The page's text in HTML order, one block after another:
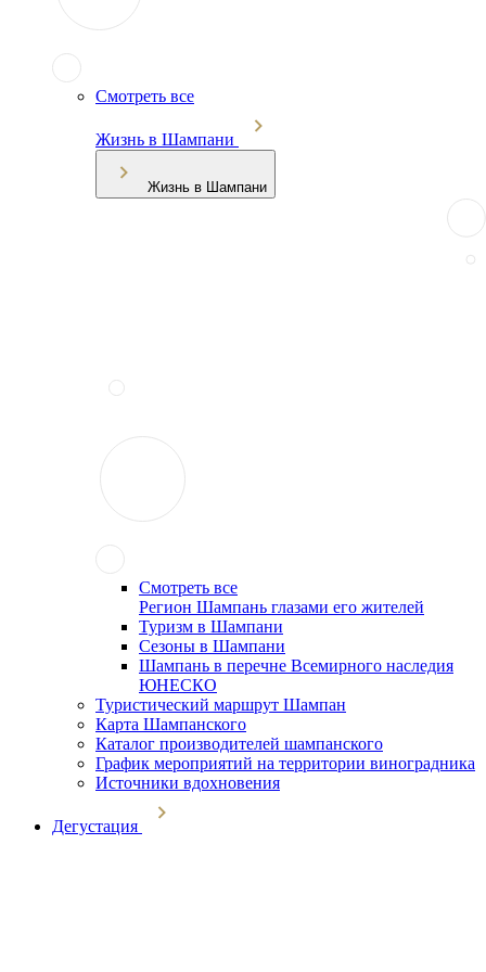
Смотреть все
Жизнь в Шампани
Жизнь в Шампани
Смотреть все
Регион Шампань глазами его жителей
Туризм в Шампани
Сезоны в Шампани
Шампань в перечне Всемирного наследия
ЮНЕСКО
Туристический маршрут Шампан
Карта Шампанского
Каталог производителей шампанского
График мероприятий на территории виноградника
Источники вдохновения
Дегустация